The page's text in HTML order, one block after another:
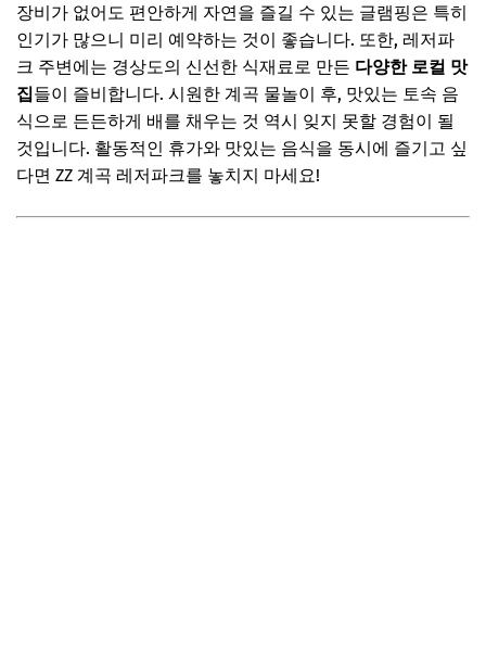
장비가 없어도 편안하게 자연을 즐길 수 있는 글램핑은 특히
인기가 많으니 미리 예약하는 것이 좋습니다. 또한, 레저파
크 주변에는 경상도의 신선한 식재료로 만든 다양한 로컬 맛
집들이 즐비합니다. 시원한 계곡 물놀이 후, 맛있는 토속 음
식으로 든든하게 배를 채우는 것 역시 잊지 못할 경험이 될
것입니다. 활동적인 휴가와 맛있는 음식을 동시에 즐기고 싶
다면 ZZ 계곡 레저파크를 놓치지 마세요!